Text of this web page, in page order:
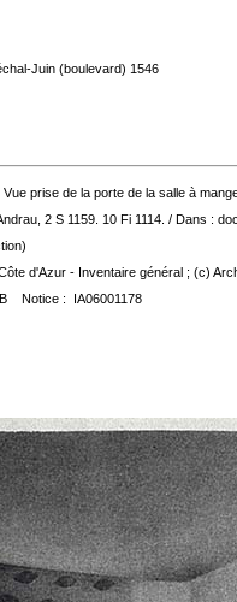
Juin (boulevard) 1546
Vue prise de la porte de la salle à
2 S 1159. 10 Fi 1114. / Dans :
d'Azur - Inventaire général ; (c)
Notice : IA06001178